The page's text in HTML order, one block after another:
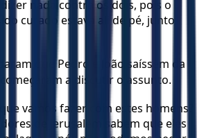
nada contra os dois, pois o
curado estava ali de pé, junto
que Pedro e João saíssem da
a discutir o assunto.
vamos fazer com estes homens?
de Jerusalém sabem que eles